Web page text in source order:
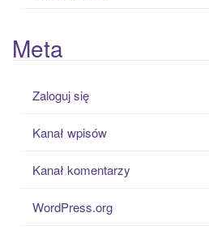
Meta
Zaloguj się
Kanał wpisów
Kanał komentarzy
WordPress.org